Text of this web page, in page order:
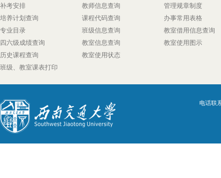
补考安排
培养计划查询
专业目录
四六级成绩查询
历史课程查询
班级、教室课表打印
教师信息查询
课程代码查询
班级信息查询
教室信息查询
教室使用状态
管理规章制度
办事常用表格
教室借用信息查询
教室使用图示
电话联